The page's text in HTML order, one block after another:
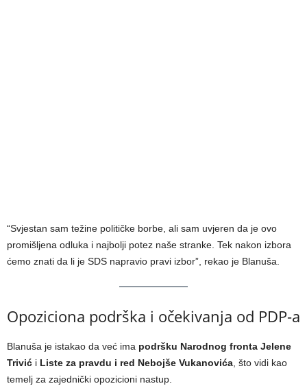
“Svjestan sam težine političke borbe, ali sam uvjeren da je ovo
promišljena odluka i najbolji potez naše stranke. Tek nakon izbora
ćemo znati da li je SDS napravio pravi izbor”, rekao je Blanuša.
Opoziciona podrška i očekivanja od PDP-a
Blanuša je istakao da već ima podršku Narodnog fronta Jelene
Trivić i Liste za pravdu i red Nebojše Vukanovića, što vidi kao
temelj za zajednički opozicioni nastup.